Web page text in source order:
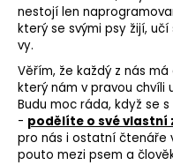
nestojí len
který se svými psy žijí,
vy.
Věřím, že každý z nás
který nám v pravou chvíli
Budu moc ráda, když se
- podělíte o své vlastní
pro nás i ostatní čtenáře
pouto mezi psem a